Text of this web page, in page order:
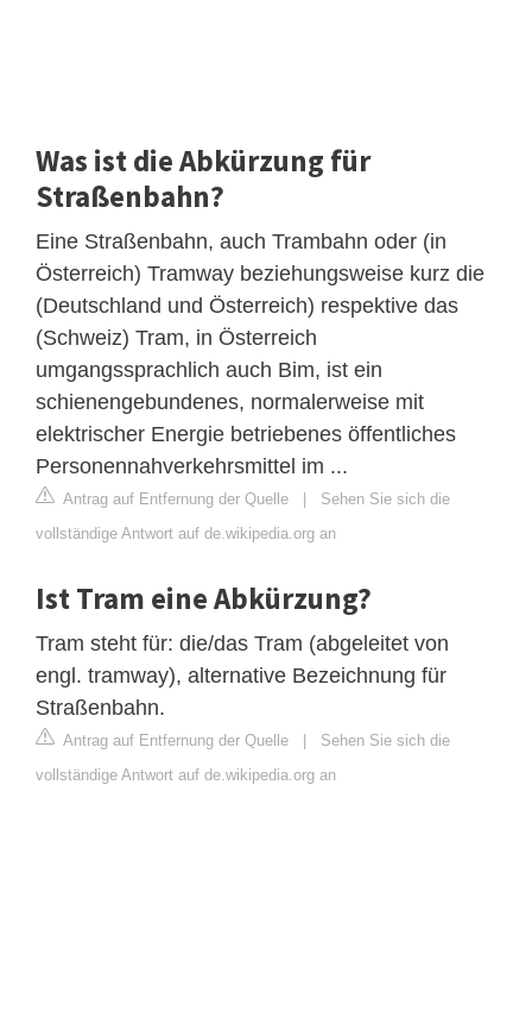
Was ist die Abkürzung für
Straßenbahn?
Eine Straßenbahn, auch Trambahn oder (in
Österreich) Tramway beziehungsweise kurz die
(Deutschland und Österreich) respektive das
(Schweiz) Tram, in Österreich
umgangssprachlich auch Bim, ist ein
schienengebundenes, normalerweise mit
elektrischer Energie betriebenes öffentliches
Personennahverkehrsmittel im ...
Antrag auf Entfernung der Quelle
Sehen Sie sich die
vollständige Antwort auf de.wikipedia.org an
Ist Tram eine Abkürzung?
Tram steht für: die/das Tram (abgeleitet von
engl. tramway), alternative Bezeichnung für
Straßenbahn.
Antrag auf Entfernung der Quelle
Sehen Sie sich die
vollständige Antwort auf de.wikipedia.org an